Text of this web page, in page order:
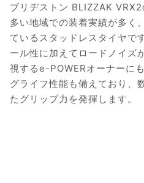
ブリヂストン BLIZZAK
多い地域での装着実績が多く
ているスタッドレスタイヤで
ール性に加えてロードノイズ
視するe-POWERオーナーに
グライフ性能も備えており、
たグリップ力を発揮します。